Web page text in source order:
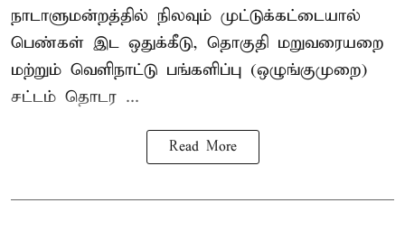
நாடாளுமன்றத்தில் நிலவும் முட்டுக்கட்டையால்
பெண்கள் இட ஒதுக்கீடு, தொகுதி மறுவரையறை
மற்றும் வெளிநாட்டு பங்களிப்பு (ஒழுங்குமுறை)
சட்டம் தொடர ...
Read More